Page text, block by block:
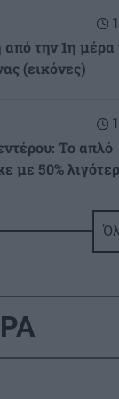
την 1η μέρα
(εικόνες)
Το απλό
με 50%